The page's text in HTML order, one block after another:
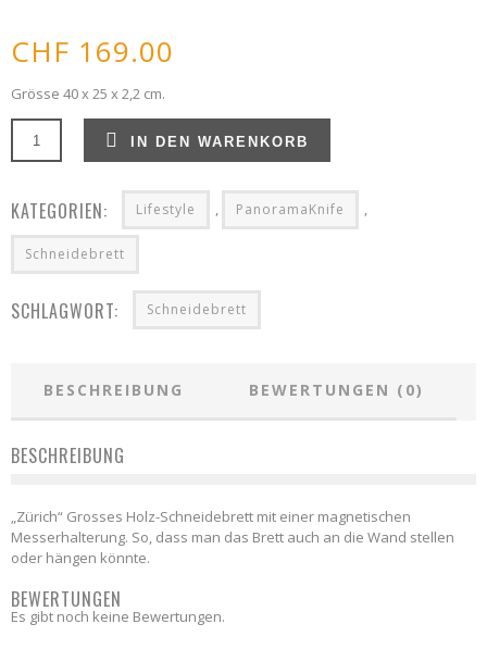
CHF 169.00
Grösse 40 x 25 x 2,2 cm.
Holz-
Schneidebrett
"Zürich"
Messerhalterung
Menge
IN DEN WARENKORB
KATEGORIEN: Lifestyle , PanoramaKnife ,
Schneidebrett
SCHLAGWORT: Schneidebrett
BESCHREIBUNG BEWERTUNGEN (0)
BESCHREIBUNG
„Zürich“ Grosses Holz-Schneidebrett mit einer magnetischen
Messerhalterung. So, dass man das Brett auch an die Wand stellen
oder hängen könnte.
BEWERTUNGEN
Es gibt noch keine Bewertungen.